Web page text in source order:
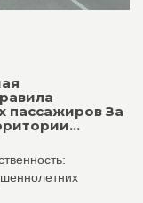
пассажиров За